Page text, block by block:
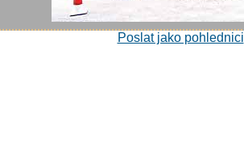
Poslat jako pohlednici